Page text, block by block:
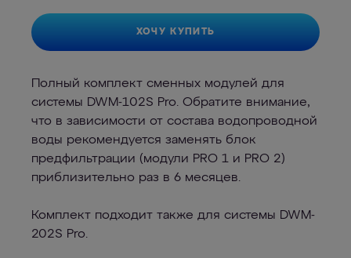
ХОЧУ КУПИТЬ
Полный комплект сменных модулей для
системы DWM-102S Pro. Обратите внимание,
что в зависимости от состава водопроводной
воды рекомендуется заменять блок
предфильтрации (модули PRO 1 и PRO 2)
приблизительно раз в 6 месяцев.
Комплект подходит также для системы DWM-
202S Pro.